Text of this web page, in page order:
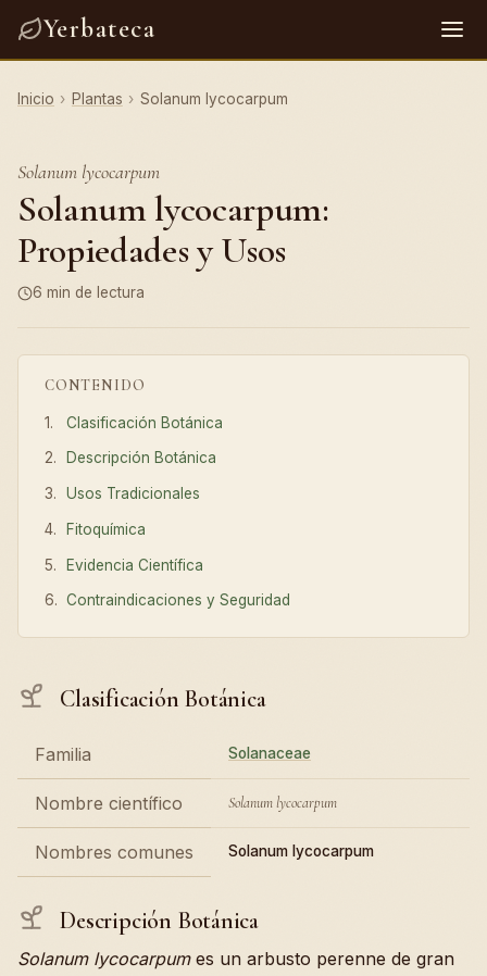
Yerbateca
Inicio › Plantas › Solanum lycocarpum
Solanum lycocarpum
Solanum lycocarpum:
Propiedades y Usos
6 min de lectura
CONTENIDO
Clasificación Botánica
Descripción Botánica
Usos Tradicionales
Fitoquímica
Evidencia Científica
Contraindicaciones y Seguridad
Clasificación Botánica
Familia Solanaceae
Nombre científico Solanum lycocarpum
Nombres comunes Solanum lycocarpum
Descripción Botánica
Solanum lycocarpumes un arbusto perenne de gran